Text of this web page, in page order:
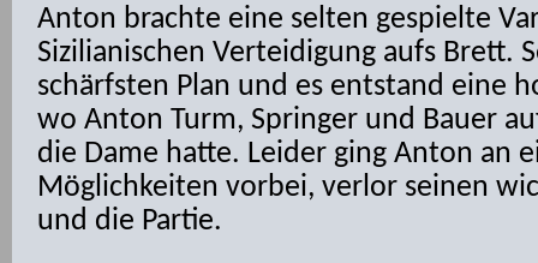
Anton brachte eine selten gespielte
Sizilianischen Verteidigung aufs Brett.
schärfsten Plan und es entstand eine
wo Anton Turm, Springer und Bauer
die Dame hatte. Leider ging Anton an
Möglichkeiten vorbei, verlor seinen
und die Partie.